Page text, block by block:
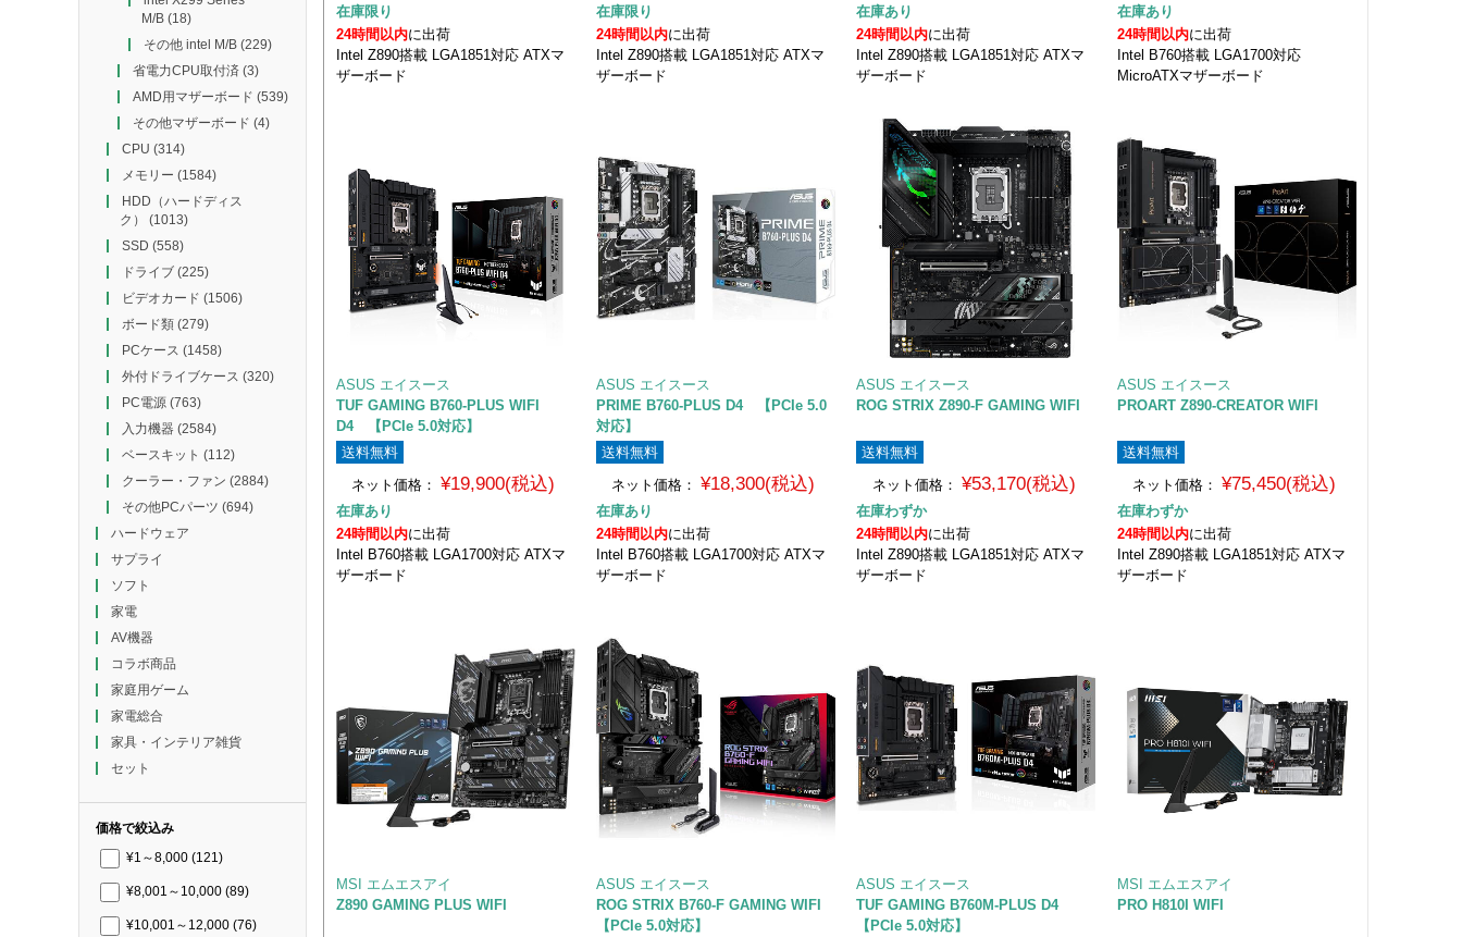
M/B(18)
その他 intel M/B(229)
省電力CPU取付済(3)
AMD用マザーボード (539)
その他マザーボード (4)
CPU (314)
メモリー (1584)
HDD（ハードディス
ク）
(1013)
SSD (558)
ドライブ(225)
ビデオカード (1506)
ボード類(279)
PCケース (1458)
外付ドライブケース (320)
PC電源(763)
入力機器(2584)
ベースキット (112)
クーラー・ファン (2884)
その他PCパーツ (694)
ハードウェア
サプライ
ソフト
家電
AV機器
コラボ商品
家庭用ゲーム
家電総合
家具・インテリア雑貨
セット
価格で絞込み
¥1～8,000 (121)
¥8,001～10,000 (89)
¥10,001～12,000 (76)
在庫限り
24時間以内に出荷
Intel Z890搭載 LGA1851対応 ATXマ
ザーボード
在庫限り
24時間以内に出荷
Intel Z890搭載 LGA1851対応 ATXマ
ザーボード
在庫あり
24時間以内に出荷
Intel Z890搭載 LGA1851対応 ATXマ
ザーボード
在庫あり
24時間以内に出荷
Intel B760搭載 LGA1700対応
MicroATXマザーボード
ASUS エイスース
TUF GAMING B760-PLUS WIFI
D4 【PCIe 5.0対応】
送料無料
ネット価格：
¥19,900(税込)
在庫あり
24時間以内に出荷
Intel B760搭載 LGA1700対応 ATXマ
ザーボード
ASUS エイスース
PRIME B760-PLUS D4 【PCIe 5.0
対応】
送料無料
ネット価格：
¥18,300(税込)
在庫あり
24時間以内に出荷
Intel B760搭載 LGA1700対応 ATXマ
ザーボード
ASUS エイスース
ROG STRIX Z890-F GAMING WIFI
送料無料
ネット価格： ¥53,170(税込)
在庫わずか
24時間以内に出荷
Intel Z890搭載 LGA1851対応 ATXマ
ザーボード
ASUS エイスース
PROART Z890-CREATOR WIFI
送料無料
ネット価格： ¥75,450(税込)
在庫わずか
24時間以内に出荷
Intel Z890搭載 LGA1851対応 ATXマ
ザーボード
MSI エムエスアイ
Z890 GAMING PLUS WIFI
ASUS エイスース
ROG STRIX B760-F GAMING WIFI
【PCIe 5.0対応】
ASUS エイスース
TUF GAMING B760M-PLUS D4
【PCIe 5.0対応】
MSI エムエスアイ
PRO H810I WIFI